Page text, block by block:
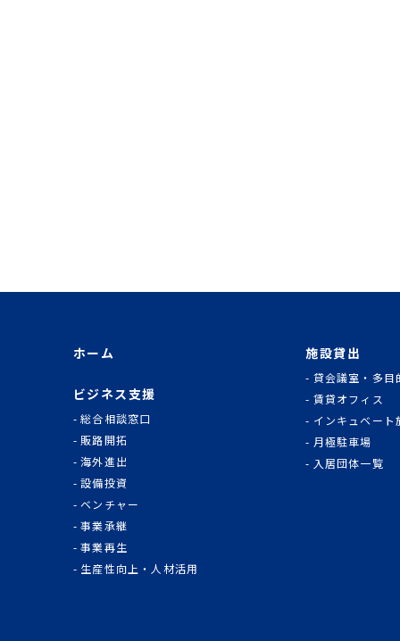
ホーム
ビジネス支援
総合相談窓口
販路開拓
海外進出
設備投資
ベンチャー
事業承継
事業再生
生産性向上・人材活用
施設貸出
貸会議室・多目
賃貸オフィス
インキュベート
月極駐車場
入居団体一覧